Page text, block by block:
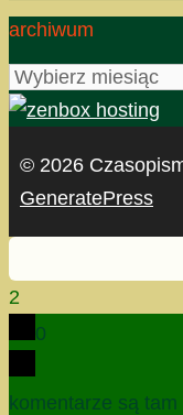
archiwum
archiwum
© 2026
GeneratePress
2
0
komentarze są tam